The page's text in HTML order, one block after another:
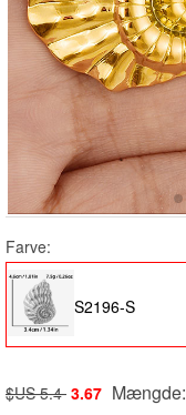
Farve:
S2196-S
$US 5.4 3.67 Mængde: